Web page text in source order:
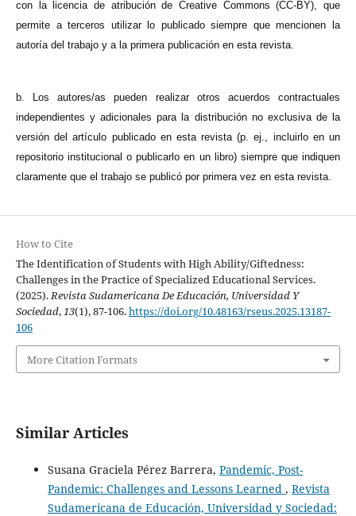
con la licencia de atribución de Creative Commons (CC-BY), que
permite a terceros utilizar lo publicado siempre que mencionen la
autoría del trabajo y a la primera publicación en esta revista.
b. Los autores/as pueden realizar otros acuerdos contractuales
independientes y adicionales para la distribución no exclusiva de la
versión del artículo publicado en esta revista (p. ej., incluirlo en un
repositorio institucional o publicarlo en un libro) siempre que indiquen
claramente que el trabajo se publicó por primera vez en esta revista.
How to Cite
The Identification of Students with High Ability/Giftedness:
Challenges in the Practice of Specialized Educational Services.
(2025).Revista Sudamericana De Educación, Universidad Y
Sociedad,13(1), 87-106.https://doi.org/10.48163/rseus.2025.13187-
106
More Citation Formats
Similar Articles
Susana Graciela Pérez Barrera, Pandemic, Post-
Pandemic: Challenges and Lessons Learned , Revista
Sudamericana de Educación, Universidad y Sociedad: